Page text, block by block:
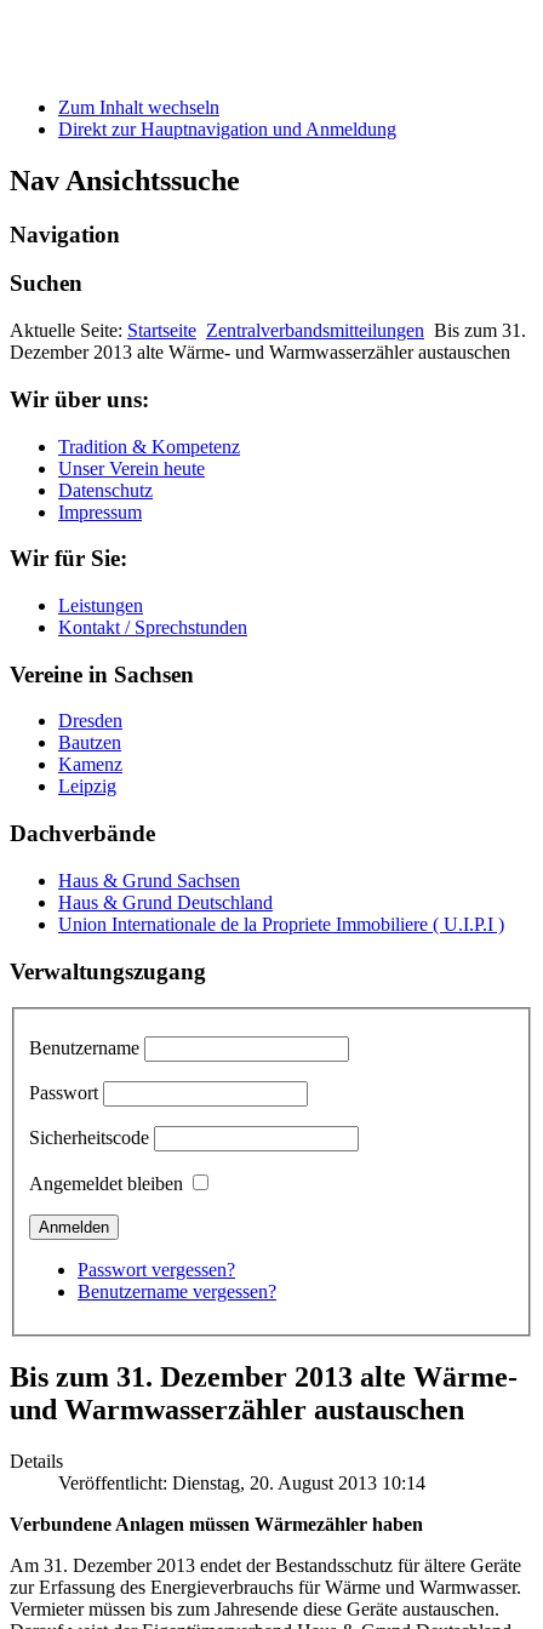
Zum Inhalt wechseln
Direkt zur Hauptnavigation und Anmeldung
Nav Ansichtssuche
Navigation
Suchen
Aktuelle Seite: Startseite Zentralverbandsmitteilungen Bis zum 31.
Dezember 2013 alte Wärme- und Warmwasserzähler austauschen
Wir über uns:
Tradition & Kompetenz
Unser Verein heute
Datenschutz
Impressum
Wir für Sie:
Leistungen
Kontakt / Sprechstunden
Vereine in Sachsen
Dresden
Bautzen
Kamenz
Leipzig
Dachverbände
Haus & Grund Sachsen
Haus & Grund Deutschland
Union Internationale de la Propriete Immobiliere ( U.I.P.I )
Verwaltungszugang
Benutzername
Passwort
Sicherheitscode
Angemeldet bleiben
Passwort vergessen?
Benutzername vergessen?
Bis zum 31. Dezember 2013 alte Wärme-
und Warmwasserzähler austauschen
Details
Veröffentlicht: Dienstag, 20. August 2013 10:14
Verbundene Anlagen müssen Wärmezähler haben
Am 31. Dezember 2013 endet der Bestandsschutz für ältere Geräte
zur Erfassung des Energieverbrauchs für Wärme und Warmwasser.
Vermieter müssen bis zum Jahresende diese Geräte austauschen.